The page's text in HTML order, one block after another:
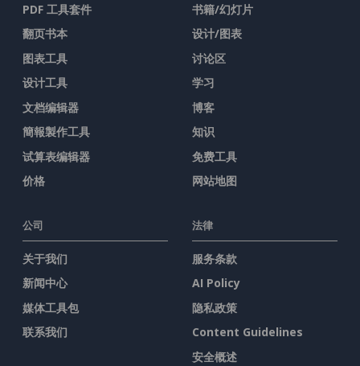
PDF 工具套件
翻页书本
图表工具
设计工具
文档编辑器
簡報製作工具
试算表编辑器
价格
书籍/幻灯片
设计/图表
讨论区
学习
博客
知识
免费工具
网站地图
公司
关于我们
新闻中心
媒体工具包
联系我们
法律
服务条款
AI Policy
隐私政策
Content Guidelines
安全概述